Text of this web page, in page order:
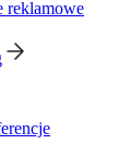
reklamowe